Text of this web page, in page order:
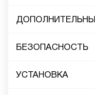
БЕЗОПАСНОСТЬ
УСТАНОВКА